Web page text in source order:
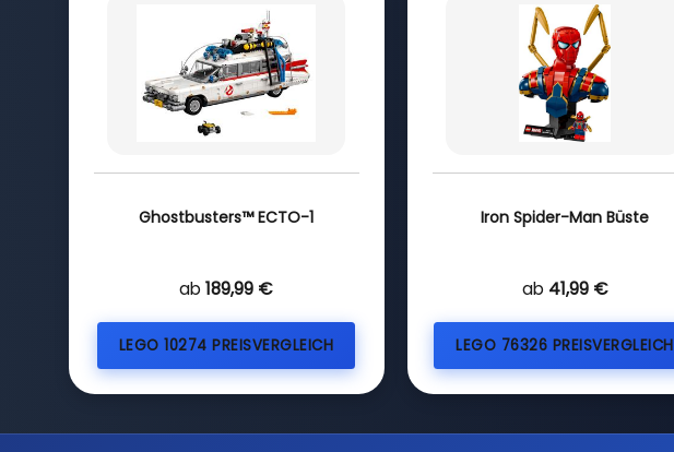
Ghostbusters™ ECTO-1
ab 189,99 €
LEGO 10274 PREISVERGLEICH
Iron Spider-Man Büste
ab 41,99 €
LEGO 76326 PREISVERGLEICH